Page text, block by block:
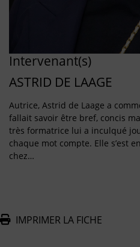
Intervenant(s)
ASTRID DE LAAGE
Autrice, Astrid de Laage a
fallait savoir être bref, concis
très formatrice lui a inculqué
chaque mot compte. Elle s’est
chez…
IMPRIMER LA FICHE